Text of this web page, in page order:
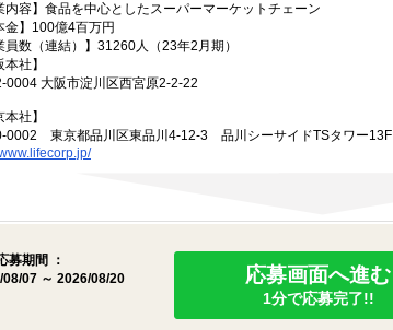
内容】食品を中心としたスーパーマーケットチェーン
金】100億4百万円
員数（連結）】31260人（23年2月期）
本社】
0004 大阪市淀川区西宮原2-2-22
本社】
0002 東京都品川区東品川4-12-3 品川シーサイドTSタワー13F
募期間 ：
08/07 ～ 2026/08/20
応募画面へ進む
1分で応募完了!!